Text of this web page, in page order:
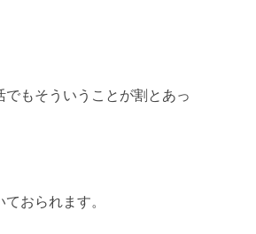
もそういうことが割とあっ
おられます。